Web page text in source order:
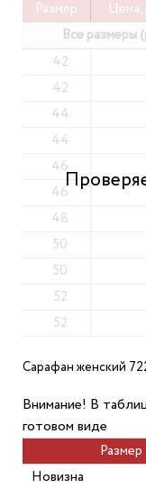
Размер Цена,
Все размеры
42
42
44
44
46
46
48
50
50
52
52
Сарафан женский
Внимание! В
готовом виде
Размер
Новизна